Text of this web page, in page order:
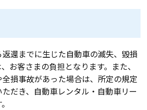
還までに生じた自動車の滅失、毀損
お客さまの負担となります。また、
損事故があった場合は、所定の規定
だき、自動車レンタル・自動車リー